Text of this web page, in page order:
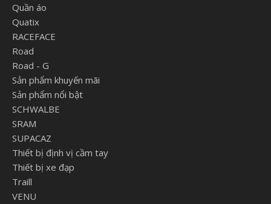
Quần áo
Quatix
RACEFACE
Road
Road - G
Sản phẩm khuyến mãi
Sản phẩm nổi bật
SCHWALBE
SRAM
SUPACAZ
Thiết bị định vị cầm tay
Thiết bị xe đạp
Traill
VENU